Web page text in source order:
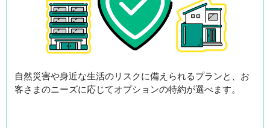
自然災害や身近な生活のリスクに備えられるプランと、 お
客さまのニーズに応じてオプションの特約が選べます。